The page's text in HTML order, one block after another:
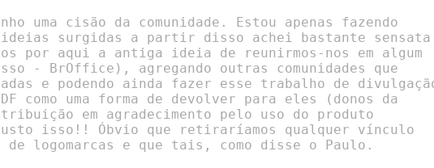
uma cisão da comunidade. Estou apenas fazendo
ideias surgidas a partir disso achei bastante sensata
por aqui a antiga ideia de reunirmos-nos em algum
- BrOffice), agregando outras comunidades que
e podendo ainda fazer esse trabalho de
como uma forma de devolver para eles (donos da
em agradecimento pelo uso do produto
isso!! Óbvio que retiraríamos qualquer vínculo
de logomarcas e que tais, como disse o Paulo.